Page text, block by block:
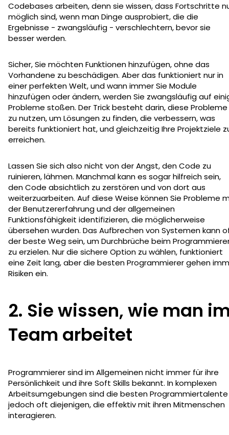
Codebases arbeiten, denn sie wissen, dass Fortschritte
möglich sind, wenn man Dinge ausprobiert, die die
Ergebnisse - zwangsläufig - verschlechtern, bevor sie
besser werden.
Sicher, Sie möchten Funktionen hinzufügen, ohne das
Vorhandene zu beschädigen. Aber das funktioniert nur in
einer perfekten Welt, und wann immer Sie Module
hinzufügen oder ändern, werden Sie zwangsläufig auf
Probleme stoßen. Der Trick besteht darin, diese Probleme
zu nutzen, um Lösungen zu finden, die verbessern, was
bereits funktioniert hat, und gleichzeitig Ihre Projektziele
erreichen.
Lassen Sie sich also nicht von der Angst, den Code zu
ruinieren, lähmen. Manchmal kann es sogar hilfreich sein,
den Code absichtlich zu zerstören und von dort aus
weiterzuarbeiten. Auf diese Weise können Sie Probleme
der Benutzererfahrung und der allgemeinen
Funktionsfähigkeit identifizieren, die möglicherweise
übersehen wurden. Das Aufbrechen von Systemen kann
der beste Weg sein, um Durchbrüche beim
zu erzielen. Nur die sichere Option zu wählen, funktioniert
eine Zeit lang, aber die besten Programmierer gehen
Risiken ein.
2. Sie wissen, wie man
Team arbeitet
Programmierer sind im Allgemeinen nicht immer für ihre
Persönlichkeit und ihre Soft Skills bekannt. In komplexen
Arbeitsumgebungen sind die besten Programmiertalente
jedoch oft diejenigen, die effektiv mit ihren Mitmenschen
interagieren.